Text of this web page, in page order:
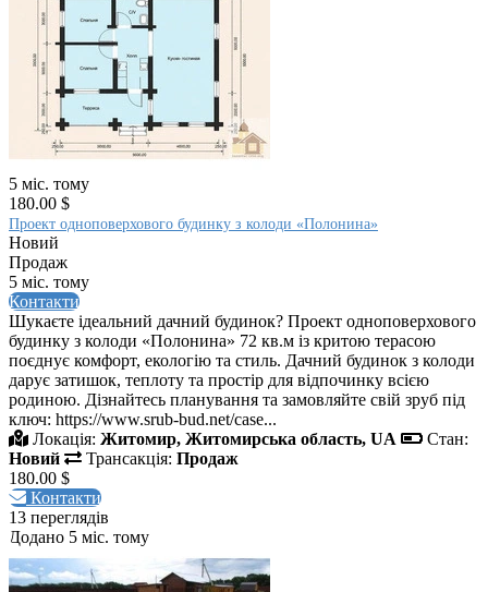
5 міс. тому
180.00 $
Проект одноповерхового будинку з колоди «Полонина»
Новий
Продаж
5 міс. тому
Контакти
Шукаєте ідеальний дачний будинок? Проект одноповерхового
будинку з колоди «Полонина» 72 кв.м із критою терасою
поєднує комфорт, екологію та стиль. Дачний будинок з колоди
дарує затишок, теплоту та простір для відпочинку всією
родиною. Дізнайтесь планування та замовляйте свій зруб під
ключ: https://www.srub-bud.net/case...
Локація: Житомир, Житомирська область, UA
Стан:
Новий
Трансакція: Продаж
180.00 $
Контакти
13 переглядів
Додано 5 міс. тому